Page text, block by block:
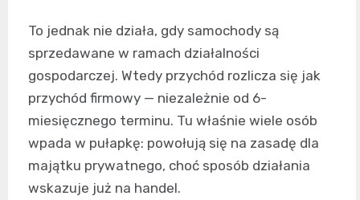
To jednak nie działa, gdy samochody są
sprzedawane w ramach działalności
gospodarczej. Wtedy przychód rozlicza się jak
przychód firmowy — niezależnie od 6-
miesięcznego terminu. Tu właśnie wiele osób
wpada w pułapkę: powołują się na zasadę dla
majątku prywatnego, choć sposób działania
wskazuje już na handel.